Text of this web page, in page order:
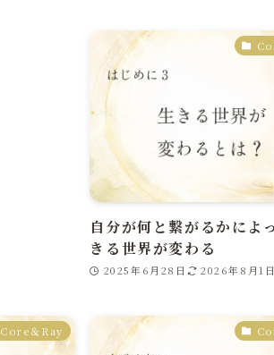
自分が何と繋がるかによ
きる世界が変わる
2025年6月28日 2026年8月1日
Core＆Ray